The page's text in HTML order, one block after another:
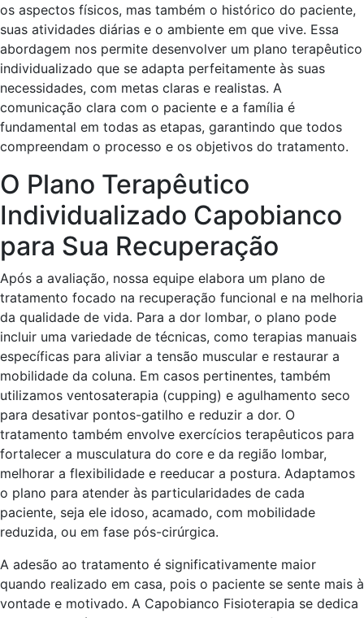
os aspectos físicos, mas também o histórico do paciente,
suas atividades diárias e o ambiente em que vive. Essa
abordagem nos permite desenvolver um plano terapêutico
individualizado que se adapta perfeitamente às suas
necessidades, com metas claras e realistas. A
comunicação clara com o paciente e a família é
fundamental em todas as etapas, garantindo que todos
compreendam o processo e os objetivos do tratamento.
O Plano Terapêutico
Individualizado Capobianco
para Sua Recuperação
Após a avaliação, nossa equipe elabora um plano de
tratamento focado na recuperação funcional e na melhoria
da qualidade de vida. Para a dor lombar, o plano pode
incluir uma variedade de técnicas, como terapias manuais
específicas para aliviar a tensão muscular e restaurar a
mobilidade da coluna. Em casos pertinentes, também
utilizamos ventosaterapia (cupping) e agulhamento seco
para desativar pontos-gatilho e reduzir a dor. O
tratamento também envolve exercícios terapêuticos para
fortalecer a musculatura do core e da região lombar,
melhorar a flexibilidade e reeducar a postura. Adaptamos
o plano para atender às particularidades de cada
paciente, seja ele idoso, acamado, com mobilidade
reduzida, ou em fase pós-cirúrgica.
A adesão ao tratamento é significativamente maior
quando realizado em casa, pois o paciente se sente mais à
vontade e motivado. A Capobianco Fisioterapia se dedica